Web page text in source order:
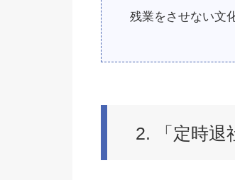
残業をさせない文
2. 「定時退